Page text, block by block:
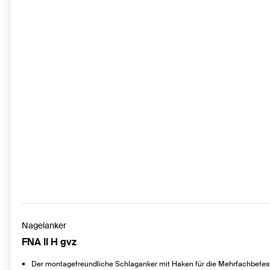
Nagelanker
FNA II H gvz
Der montagefreundliche Schlaganker mit Haken für die